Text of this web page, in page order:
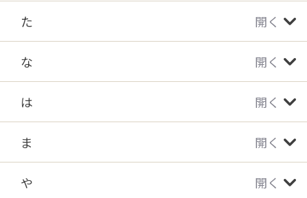
た 開く
な 開く
は 開く
ま 開く
や 開く